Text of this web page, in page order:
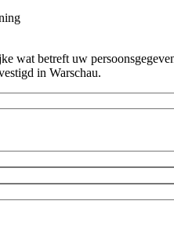
wat betreft uw
in Warschau.